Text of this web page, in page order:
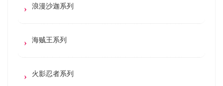
浪漫沙迦系列
海贼王系列
火影忍者系列